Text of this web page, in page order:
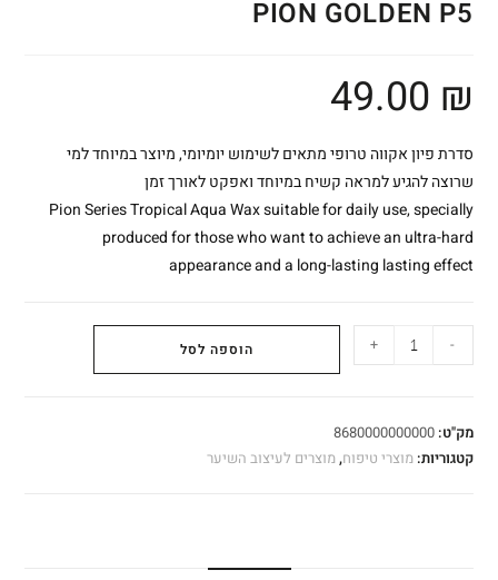
PION GOLDEN P5
49.00 ₪
סדרת פיון אקווה טרופי מתאים לשימוש יומיומי, מיוצר במיוחד למי
שרוצה להגיע למראה קשיח במיוחד ואפקט לאורך זמן
Pion Series Tropical Aqua Wax suitable for daily use, specially
produced for those who want to achieve an ultra-hard
appearance and a long-lasting lasting effect
-
+ הוספה לסל
מק"ט:8680000000000
קטגוריות:מוצרי טיפוח,מוצרים לעיצוב השיער